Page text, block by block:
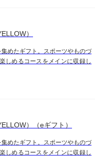
）
めたギフト。スポーツやものづ
しめるコースをメインに収録し
）（eギフト）
めたギフト。スポーツやものづ
しめるコースをメインに収録し